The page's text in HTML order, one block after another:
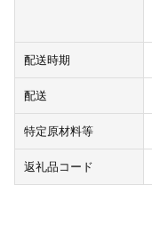
配送時期
配送
特定原材料等
返礼品コード